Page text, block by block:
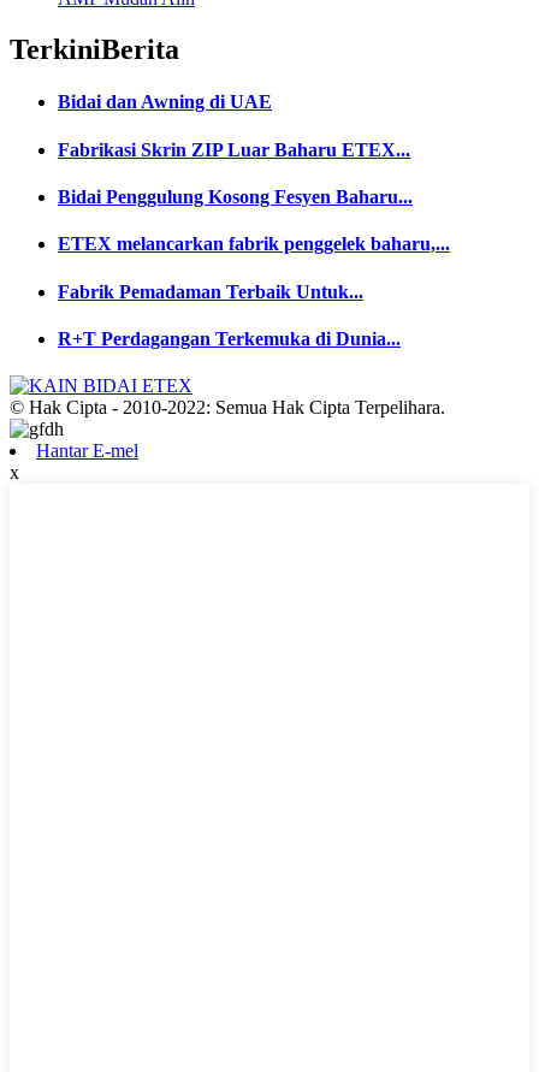
TerkiniBerita
Bidai dan Awning di UAE
Fabrikasi Skrin ZIP Luar Baharu ETEX...
Bidai Penggulung Kosong Fesyen Baharu...
ETEX melancarkan fabrik penggelek baharu,...
Fabrik Pemadaman Terbaik Untuk...
R+T Perdagangan Terkemuka di Dunia...
© Hak Cipta - 2010-2022: Semua Hak Cipta Terpelihara.
Hantar E-mel
x